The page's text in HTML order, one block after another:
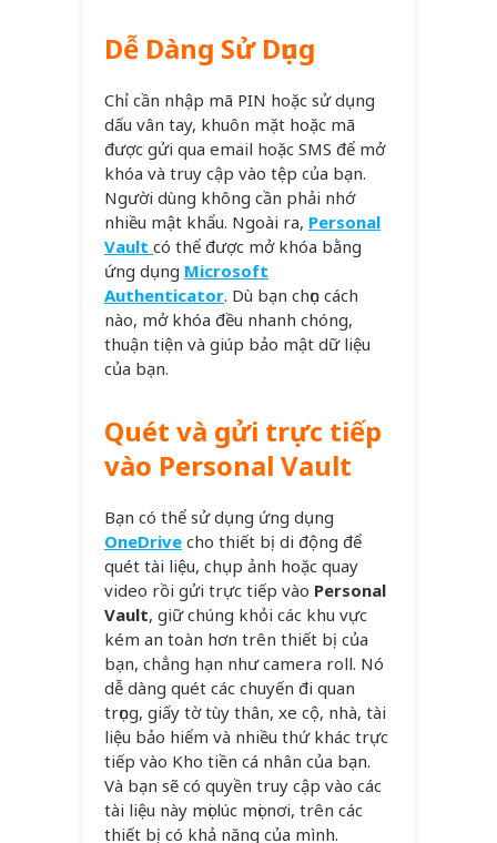
Dễ Dàng Sử Dụng
Chỉ cần nhập mã PIN hoặc sử dụng
dấu vân tay, khuôn mặt hoặc mã
được gửi qua email hoặc SMS để mở
khóa và truy cập vào tệp của bạn.
Người dùng không cần phải nhớ
nhiều mật khẩu. Ngoài ra, Personal
Vault có thể được mở khóa bằng
ứng dụng Microsoft
Authenticator. Dù bạn chọn cách
nào, mở khóa đều nhanh chóng,
thuận tiện và giúp bảo mật dữ liệu
của bạn.
Quét và gửi trực tiếp
vào Personal Vault
Bạn có thể sử dụng ứng dụng
OneDrive cho thiết bị di động để
quét tài liệu, chụp ảnh hoặc quay
video rồi gửi trực tiếp vào Personal
Vault, giữ chúng khỏi các khu vực
kém an toàn hơn trên thiết bị của
bạn, chẳng hạn như camera roll. Nó
dễ dàng quét các chuyến đi quan
trọng, giấy tờ tùy thân, xe cộ, nhà, tài
liệu bảo hiểm và nhiều thứ khác trực
tiếp vào Kho tiền cá nhân của bạn.
Và bạn sẽ có quyền truy cập vào các
tài liệu này mọi lúc mọi nơi, trên các
thiết bị có khả năng của mình.